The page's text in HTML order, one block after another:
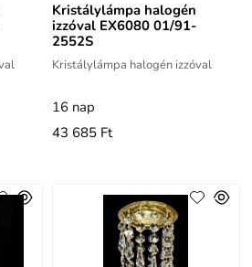
Kristálylámpa halogén
izzóval EX6080 01/91-
2552S
Kristálylámpa halogén izzóval
16 nap
43 685 Ft